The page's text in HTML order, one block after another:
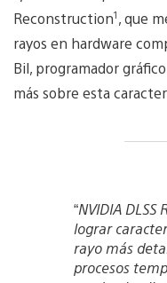
Reconstruction1, que
rayos en hardware
Bil, programador
más sobre esta
“NVIDIA DLSS
lograr
rayo más
procesos